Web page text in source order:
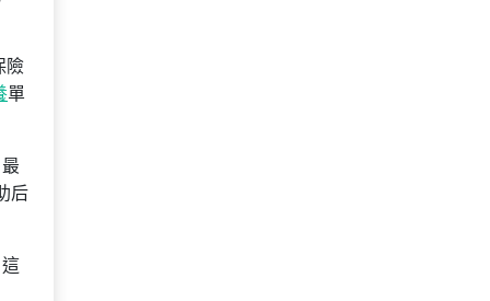
險
單
后